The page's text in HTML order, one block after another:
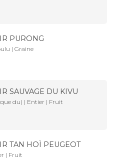
PURONG
| Graine
SAUVAGE DU KIVU
du) | Entier | Fruit
TAN HOÏ PEUGEOT
| Fruit